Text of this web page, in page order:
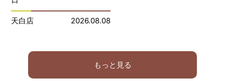
天白店 2026.08.08
もっと見る